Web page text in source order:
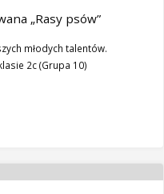
„Rasy psów”
młodych talentów.
2c (Grupa 10)